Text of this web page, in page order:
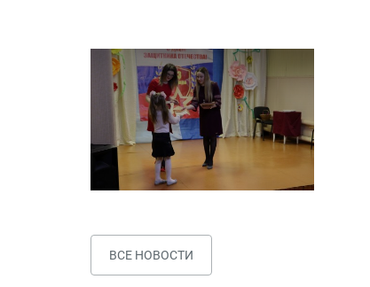
ВСЕ НОВОСТИ